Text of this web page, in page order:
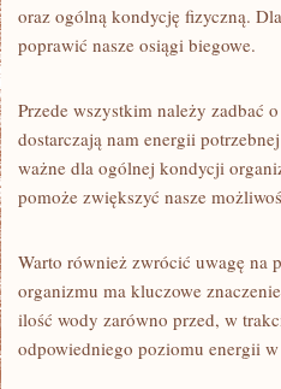
oraz ogólną kondycję fizyczną.
poprawić nasze osiągi biegowe.
Przede wszystkim należy zadbać
dostarczają nam ​energii
ważne dla ‌ogólnej kondycji
pomoże zwiększyć nasze
Warto również zwrócić uwagę na
organizmu ma kluczowe
ilość wody zarówno przed, w‌
odpowiedniego poziomu energii